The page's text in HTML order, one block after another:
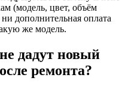
(модель, цвет, объём
дополнительная оплата
же модель.
дадут новый
ремонта?